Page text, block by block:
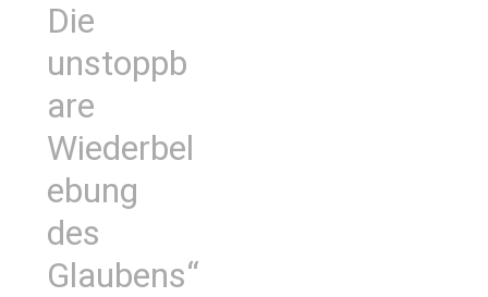
Die
unstoppb
are
Wiederbel
ebung
des
Glaubens“